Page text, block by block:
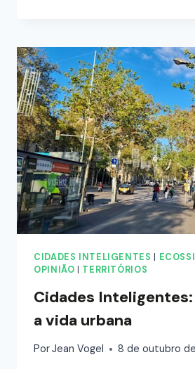
CIDADES INTELIGENTES
OPINIÃO
TERRITÓRIOS
Cidades
a vida urbana
PorJean Vogel 8 de outubro